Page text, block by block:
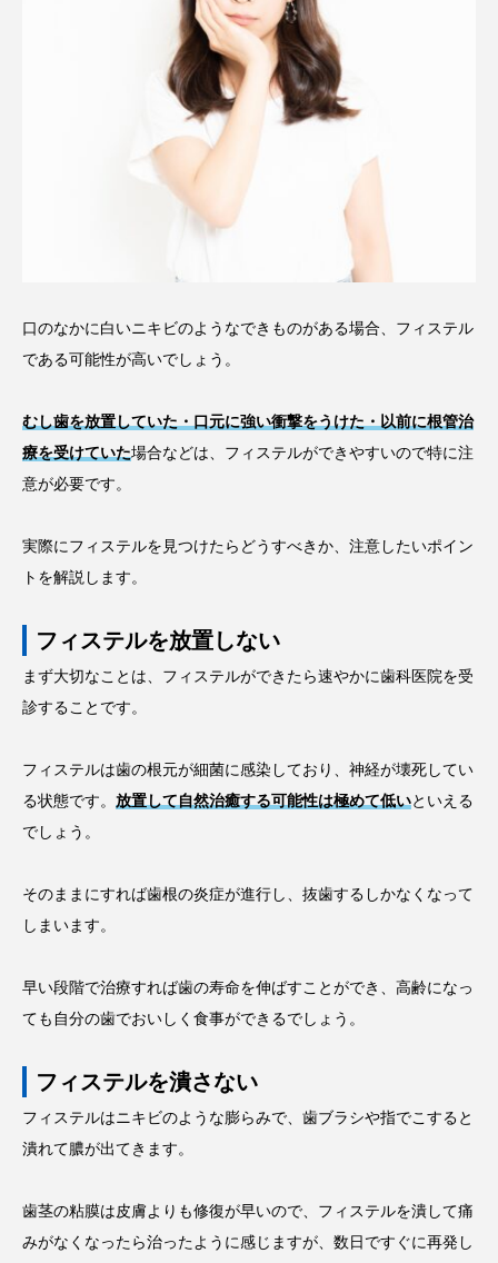
口のなかに白いニキビのようなできものがある場合、フィステル
である可能性が高いでしょう。
むし歯を放置していた・口元に強い衝撃をうけた・以前に根管治
療を受けていた場合などは、フィステルができやすいので特に注
意が必要です。
実際にフィステルを見つけたらどうすべきか、注意したいポイン
トを解説します。
フィステルを放置しない
まず大切なことは、フィステルができたら速やかに歯科医院を受
診することです。
フィステルは歯の根元が細菌に感染しており、神経が壊死してい
る状態です。 放置して自然治癒する可能性は極めて低いといえる
でしょう。
そのままにすれば歯根の炎症が進行し、抜歯するしかなくなって
しまいます。
早い段階で治療すれば歯の寿命を伸ばすことができ、高齢になっ
ても自分の歯でおいしく食事ができるでしょう。
フィステルを潰さない
フィステルはニキビのような膨らみで、歯ブラシや指でこすると
潰れて膿が出てきます。
歯茎の粘膜は皮膚よりも修復が早いので、フィステルを潰して痛
みがなくなったら治ったように感じますが、数日ですぐに再発し